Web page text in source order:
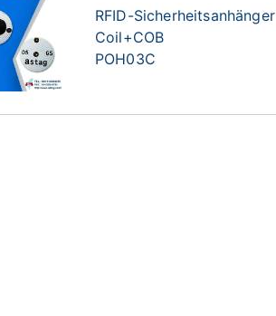
RFID-Sicherheitsanhänger
Coil+COB
POH03C